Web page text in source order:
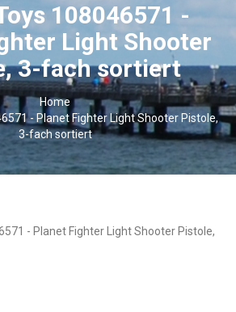
108046571 -
Light Shooter
3-fach sortiert
Home
- Planet Fighter Light Shooter Pistole,
3-fach sortiert
- Planet Fighter Light Shooter Pistole,